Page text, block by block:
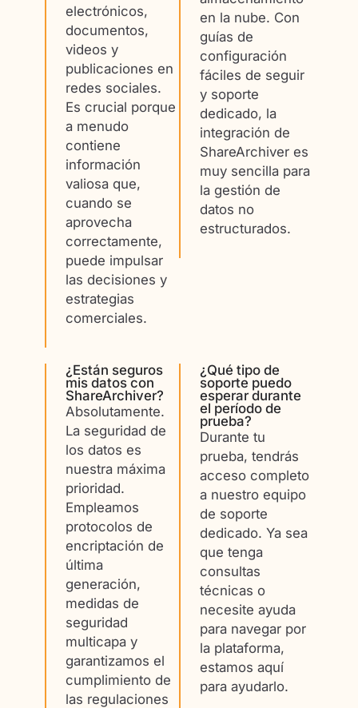
electrónicos,
documentos,
videos y
publicaciones en
redes sociales.
Es crucial porque
a menudo
contiene
información
valiosa que,
cuando se
aprovecha
correctamente,
puede impulsar
las decisiones y
estrategias
comerciales.
en la nube. Con
guías de
configuración
fáciles de seguir
y soporte
dedicado, la
integración de
ShareArchiver es
muy sencilla para
la gestión de
datos no
estructurados.
¿Están seguros
mis datos con
ShareArchiver?
Absolutamente.
La seguridad de
los datos es
nuestra máxima
prioridad.
Empleamos
protocolos de
encriptación de
última
generación,
medidas de
seguridad
multicapa y
garantizamos el
cumplimiento de
las regulaciones
¿Qué tipo de
soporte puedo
esperar durante
el período de
prueba?
Durante tu
prueba, tendrás
acceso completo
a nuestro equipo
de soporte
dedicado. Ya sea
que tenga
consultas
técnicas o
necesite ayuda
para navegar por
la plataforma,
estamos aquí
para ayudarlo.